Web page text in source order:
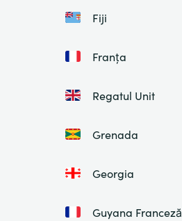
Fiji
Franța
Regatul Unit
Grenada
Georgia
Guyana Franceză